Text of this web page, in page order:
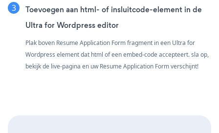
Toevoegen aan html- of insluitcode-element in de
Ultra for Wordpress editor
Plak boven Resume Application Form fragment in een Ultra for
Wordpress element dat html of een embed-code accepteert. sla op,
bekijk de live-pagina en uw Resume Application Form verschijnt!